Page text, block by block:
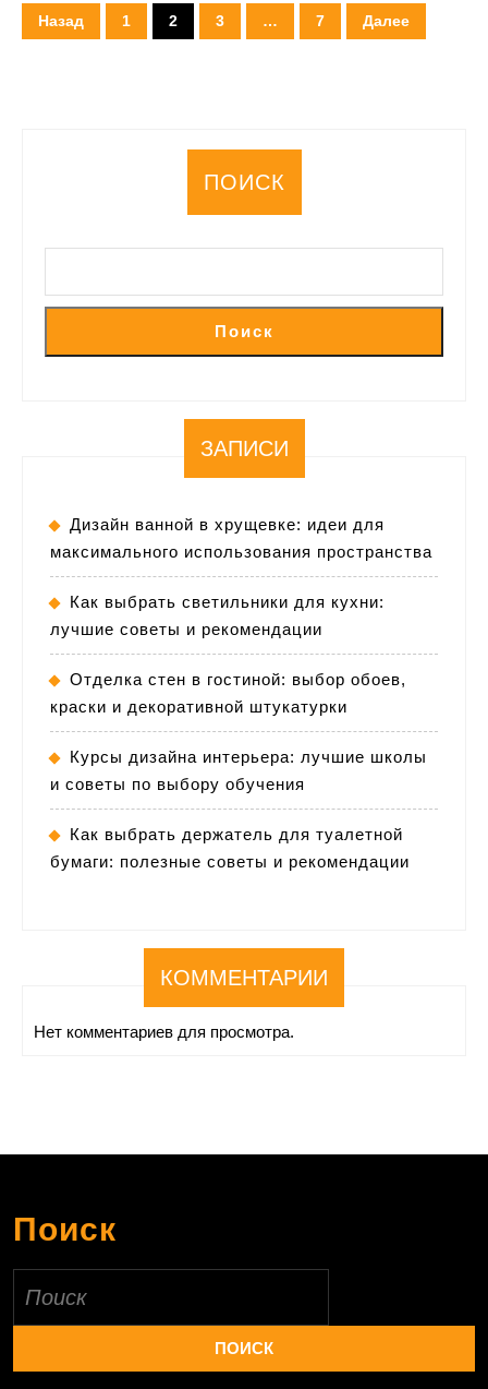
дома
Пагинация
записей
Назад 1 2 3 … 7 Далее
ПОИСК
Поиск
ЗАПИСИ
Дизайн ванной в хрущевке: идеи для
максимального использования пространства
Как выбрать светильники для кухни:
лучшие советы и рекомендации
Отделка стен в гостиной: выбор обоев,
краски и декоративной штукатурки
Курсы дизайна интерьера: лучшие школы
и советы по выбору обучения
Как выбрать держатель для туалетной
бумаги: полезные советы и рекомендации
КОММЕНТАРИИ
Нет комментариев для просмотра.
Поиск